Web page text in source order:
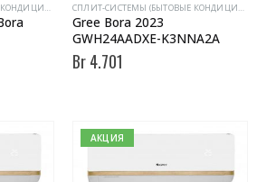
CПЛИТ-СИСТЕМЫ (БЫТОВЫЕ КОНДИЦИОНЕРЫ) CПЛИТ-СИСТЕМЫ (БЫТОВЫЕ КОНДИЦИОНЕРЫ)
Gree Bora 2023
GWH24AADXE-K3NNA2A
Br4.701
АКЦИЯ